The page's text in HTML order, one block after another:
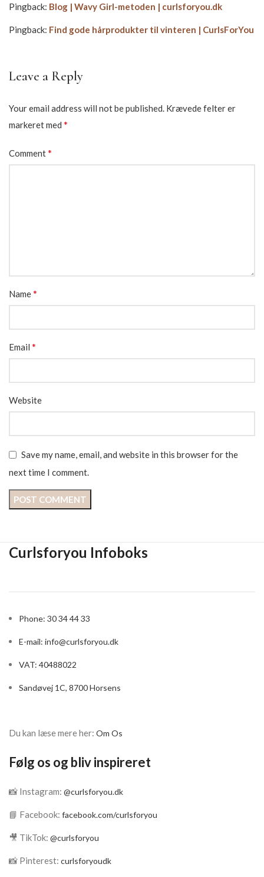
Pingback: Blog | Wavy Girl-metoden | curlsforyou.dk
Pingback: Find gode hårprodukter til vinteren | CurlsForYou
Leave a Reply
Your email address will not be published. Krævede felter er
markeret med *
Comment*
Name*
Email *
Website
Save my name, email, and website in this browser for the
next time I comment.
Curlsforyou Infoboks
Phone: 30 34 44 33
E-mail: info@curlsforyou.dk
VAT: 40488022
Sandøvej 1C, 8700 Horsens
Du kan læse mere her: Om Os
Følg os og bliv inspireret
📸 Instagram: @curlsforyou.dk
📘 Facebook: facebook.com/curlsforyou
🎥 TikTok: @curlsforyou
📸 Pinterest: curlsforyoudk